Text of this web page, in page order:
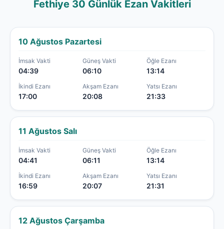
Fethiye 30 Günlük Ezan Vakitleri
10 Ağustos Pazartesi
İmsak Vakti
04:39
Güneş Vakti
06:10
Öğle Ezanı
13:14
İkindi Ezanı
17:00
Akşam Ezanı
20:08
Yatsı Ezanı
21:33
11 Ağustos Salı
İmsak Vakti
04:41
Güneş Vakti
06:11
Öğle Ezanı
13:14
İkindi Ezanı
16:59
Akşam Ezanı
20:07
Yatsı Ezanı
21:31
12 Ağustos Çarşamba